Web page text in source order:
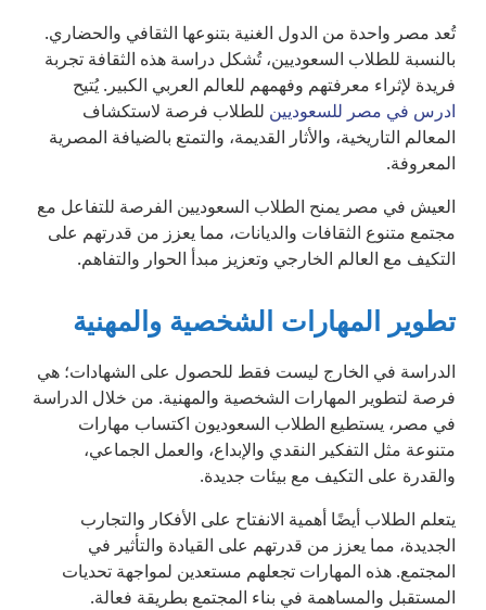
تُعد مصر واحدة من الدول الغنية بتنوعها الثقافي والحضاري.
بالنسبة للطلاب السعوديين، تُشكل دراسة هذه الثقافة تجربة
فريدة لإثراء معرفتهم وفهمهم للعالم العربي الكبير. يُتيح
ادرس في مصر للسعوديين للطلاب فرصة لاستكشاف
المعالم التاريخية، والأثار القديمة، والتمتع بالضيافة المصرية
المعروفة.
العيش في مصر يمنح الطلاب السعوديين الفرصة للتفاعل مع
مجتمع متنوع الثقافات والديانات، مما يعزز من قدرتهم على
التكيف مع العالم الخارجي وتعزيز مبدأ الحوار والتفاهم.
تطوير المهارات الشخصية والمهنية
الدراسة في الخارج ليست فقط للحصول على الشهادات؛ هي
فرصة لتطوير المهارات الشخصية والمهنية. من خلال الدراسة
في مصر، يستطيع الطلاب السعوديون اكتساب مهارات
متنوعة مثل التفكير النقدي والإبداع، والعمل الجماعي،
والقدرة على التكيف مع بيئات جديدة.
يتعلم الطلاب أيضًا أهمية الانفتاح على الأفكار والتجارب
الجديدة، مما يعزز من قدرتهم على القيادة والتأثير في
المجتمع. هذه المهارات تجعلهم مستعدين لمواجهة تحديات
المستقبل والمساهمة في بناء المجتمع بطريقة فعالة.